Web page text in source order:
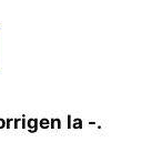
la -.